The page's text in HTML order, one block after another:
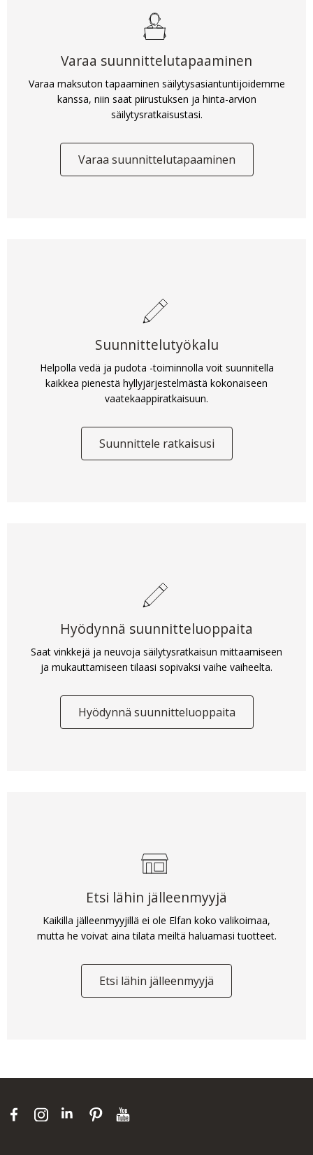
Varaa suunnittelutapaaminen
Varaa maksuton tapaaminen säilytysasiantuntijoidemme
kanssa, niin saat piirustuksen ja hinta-arvion
säilytysratkaisustasi.
Varaa suunnittelutapaaminen
Suunnittelutyökalu
Helpolla vedä ja pudota -toiminnolla voit suunnitella
kaikkea pienestä hyllyjärjestelmästä kokonaiseen
vaatekaappiratkaisuun.
Suunnittele ratkaisusi
Hyödynnä suunnitteluoppaita
Saat vinkkejä ja neuvoja säilytysratkaisun mittaamiseen
ja mukauttamiseen tilaasi sopivaksi vaihe vaiheelta.
Hyödynnä suunnitteluoppaita
Etsi lähin jälleenmyyjä
Kaikilla jälleenmyyjillä ei ole Elfan koko valikoimaa,
mutta he voivat aina tilata meiltä haluamasi tuotteet.
Etsi lähin jälleenmyyjä